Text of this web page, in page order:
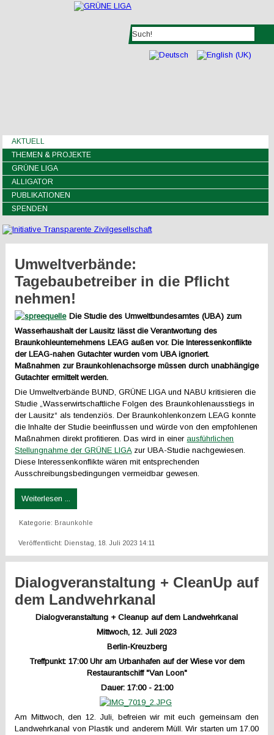
AKTUELL
THEMEN & PROJEKTE
GRÜNE LIGA
ALLIGATOR
PUBLIKATIONEN
SPENDEN
Umweltverbände:
Tagebaubetreiber in die Pflicht
nehmen!
Die Studie des Umweltbundesamtes (UBA) zum
Wasserhaushalt der Lausitz lässt die Verantwortung des
Braunkohleunternehmens LEAG außen vor. Die Interessenkonflikte
der LEAG-nahen Gutachter wurden vom UBA ignoriert.
Maßnahmen zur Braunkohlenachsorge müssen durch unabhängige
Gutachter ermittelt werden.
Die Umweltverbände BUND, GRÜNE LIGA und NABU kritisieren die
Studie „Wasserwirtschaftliche Folgen des Braunkohlenausstiegs in
der Lausitz“ als tendenziös. Der Braunkohlenkonzern LEAG konnte
die Inhalte der Studie beeinflussen und würde von den empfohlenen
Maßnahmen direkt profitieren. Das wird in einerausführlichen
Stellungnahme der GRÜNE LIGAzur UBA-Studie nachgewiesen.
Diese Interessenkonflikte wären mit entsprechenden
Ausschreibungsbedingungen vermeidbar gewesen.
Weiterlesen ...
Kategorie: Braunkohle
Veröffentlicht: Dienstag, 18. Juli 2023 14:11
Dialogveranstaltung + CleanUp auf
dem Landwehrkanal
Dialogveranstaltung +Cleanup auf dem Landwehrkanal
Mittwoch, 12. Juli 2023
Berlin-Kreuzberg
Treffpunkt: 17:00 Uhr am Urbanhafen auf der Wiese vor dem
Restaurantschiff "Van Loon"
Dauer: 17:00 - 21:00
Am Mittwoch, den 12. Juli, befreien wir mit euch gemeinsam den
Landwehrkanal von Plastik und anderem Müll. Wir starten um 17.00